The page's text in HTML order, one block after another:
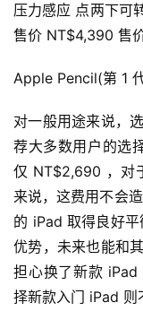
压力感应 点两下可
售价 NT$4,390 售
Apple Pencil(第 1
对一般用途来说，
荐大多数用户的选
仅 NT$2,690 ，对
来说，这费用不会
的 iPad 取得良好
优势，未来也能和
担心换了新款
择新款入门 iPad 则